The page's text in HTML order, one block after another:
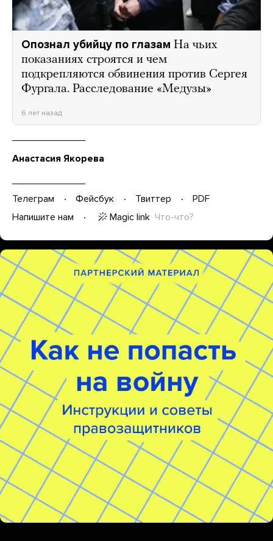
Опознал убийцу по глазам На чьих
показаниях строятся и чем
подкрепляются обвинения против Сергея
Фургала. Расследование «Медузы»
6 лет назад
Анастасия Якорева
Телеграм Фейсбук Твиттер
PDF
Напишите нам
Magic link Что-что?